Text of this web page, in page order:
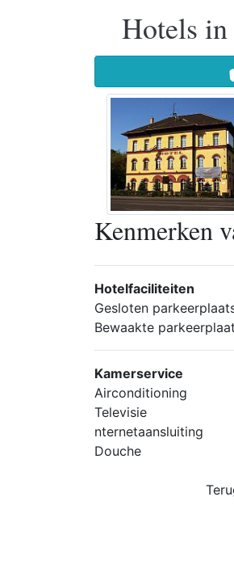
Hotels in
Kenmerken
Hotelfaciliteiten
Gesloten
Bewaakte
Kamerservice
Airconditioning
Televisie
nternetaansluiting
Douche